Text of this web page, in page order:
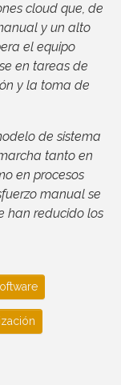
cloud que, de
y un alto
el equipo
en tareas de
y la toma de
de sistema
tanto en
en procesos
manual se
han reducido los